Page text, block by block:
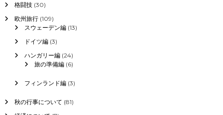
格闘技(30)
欧州旅行(109)
スウェーデン編(13)
ドイツ編(3)
ハンガリー編(24)
旅の準備編(6)
フィンランド編(3)
秋の行事について (81)